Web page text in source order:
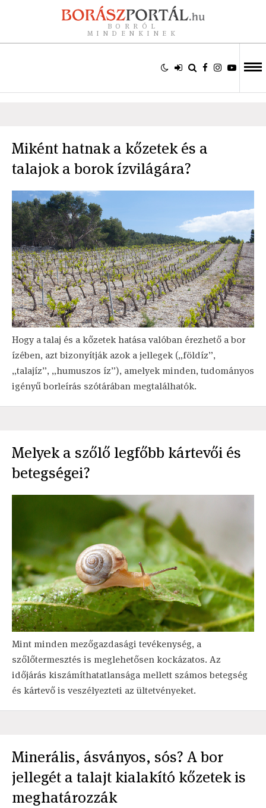
BORRÓL
MINDENKINEK
Miként hatnak a kőzetek és a
talajok a borok ízvilágára?
Hogy a talaj és a kőzetek hatása valóban érezhető a bor
ízében, azt bizonyítják azok a jellegek („földíz”,
„talajíz”, „humuszos íz”), amelyek minden, tudományos
igényű borleírás szótárában megtalálhatók.
Melyek a szőlő legfőbb kártevői és
betegségei?
Mint minden mezőgazdasági tevékenység, a
szőlőtermesztés is meglehetősen kockázatos. Az
időjárás kiszámíthatatlansága mellett számos betegség
és kártevő is veszélyezteti az ültetvényeket.
Minerális, ásványos, sós? A bor
jellegét a talajt kialakító kőzetek is
meghatározzák